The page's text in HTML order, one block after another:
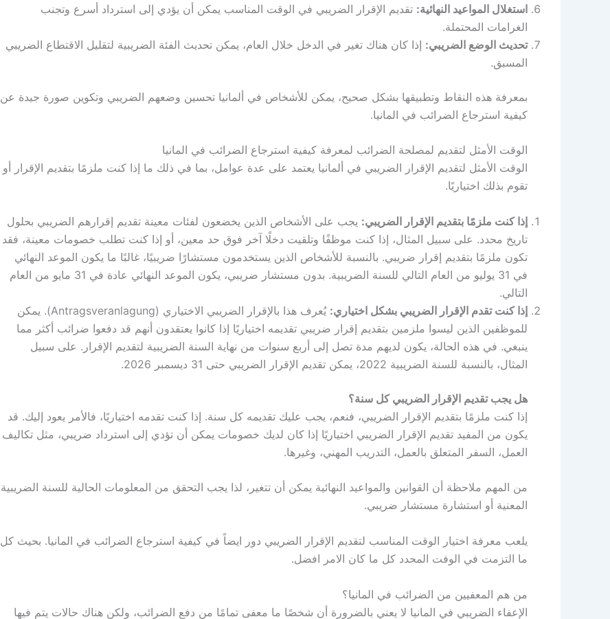
استغلال المواعيد النهائية: تقديم الإقرار الضريبي في الوقت المناسب يمكن أن يؤدي إلى استرداد أسرع وتجنب
الغرامات المحتملة.
تحديث الوضع الضريبي: إذا كان هناك تغير في الدخل خلال العام، يمكن تحديث الفئة الضريبية لتقليل الاقتطاع الضريبي
المسبق.
بمعرفة هذه النقاط وتطبيقها بشكل صحيح، يمكن للأشخاص في ألمانيا تحسين وضعهم الضريبي وتكوين صورة جيدة عن
كيفية استرجاع الضرائب في المانيا.
الوقت الأمثل لتقديم لمصلحة الضرائب لمعرفة كيفية استرجاع الضرائب في المانيا
الوقت الأمثل لتقديم الإقرار الضريبي في ألمانيا يعتمد على عدة عوامل، بما في ذلك ما إذا كنت ملزمًا بتقديم الإقرار أو
تقوم بذلك اختياريًا.
إذا كنت ملزمًا بتقديم الإقرار الضريبي: يجب على الأشخاص الذين يخضعون لفئات معينة تقديم إقرارهم الضريبي بحلول
تاريخ محدد. على سبيل المثال، إذا كنت موظفًا وتلقيت دخلًا آخر فوق حد معين، أو إذا كنت تطلب خصومات معينة، فقد
تكون ملزمًا بتقديم إقرار ضريبي. بالنسبة للأشخاص الذين يستخدمون مستشارًا ضريبيًا، غالبًا ما يكون الموعد النهائي
في 31 يوليو من العام التالي للسنة الضريبية. بدون مستشار ضريبي، يكون الموعد النهائي عادة في 31 مايو من العام
التالي.
إذا كنت تقدم الإقرار الضريبي بشكل اختياري:
يُعرف هذا بالإقرار الضريبي الاختياري (Antragsveranlagung). يمكن
للموظفين الذين ليسوا ملزمين بتقديم إقرار ضريبي تقديمه اختياريًا إذا كانوا يعتقدون أنهم قد دفعوا ضرائب أكثر مما
ينبغي. في هذه الحالة، يكون لديهم مدة تصل إلى أربع سنوات من نهاية السنة الضريبية لتقديم الإقرار. على سبيل
المثال، بالنسبة للسنة الضريبية 2022، يمكن تقديم الإقرار الضريبي حتى 31 ديسمبر 2026.
هل يجب تقديم الإقرار الضريبي كل سنة؟
إذا كنت ملزمًا بتقديم الإقرار الضريبي، فنعم، يجب عليك تقديمه كل سنة. إذا كنت تقدمه اختياريًا، فالأمر يعود إليك. قد
يكون من المفيد تقديم الإقرار الضريبي اختياريًا إذا كان لديك خصومات يمكن أن تؤدي إلى استرداد ضريبي، مثل تكاليف
العمل، السفر المتعلق بالعمل، التدريب المهني، وغيرها.
من المهم ملاحظة أن القوانين والمواعيد النهائية يمكن أن تتغير، لذا يجب التحقق من المعلومات الحالية للسنة الضريبية
المعنية أو استشارة مستشار ضريبي.
يلعب معرفة اختيار الوقت المناسب لتقديم الإقرار الضريبي دور ايضاً في كيفية استرجاع الضرائب في المانيا. بحيث كل
ما التزمت في الوفت المحدد كل ما كان الامر افضل.
من هم المعفيين من الضرائب في المانيا؟
الإعفاء الضريبي في المانيا لا يعني بالضرورة أن شخصًا ما معفى تمامًا من دفع الضرائب، ولكن هناك حالات يتم فيها